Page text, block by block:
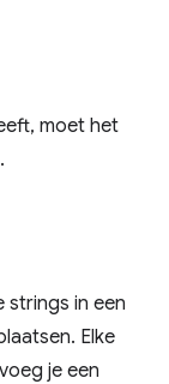
moet het
strings in een
Elke
je een